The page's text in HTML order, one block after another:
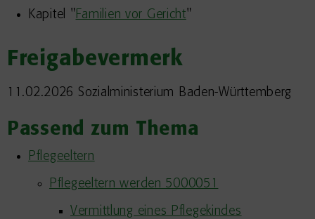
Kapitel " Familien vor Gericht"
Freigabevermerk
11.02.2026 Sozialministerium Baden-Württemberg
Passend zum Thema
Pflegeeltern
Pflegeeltern werden 5000051
Vermittlung eines Pflegekindes